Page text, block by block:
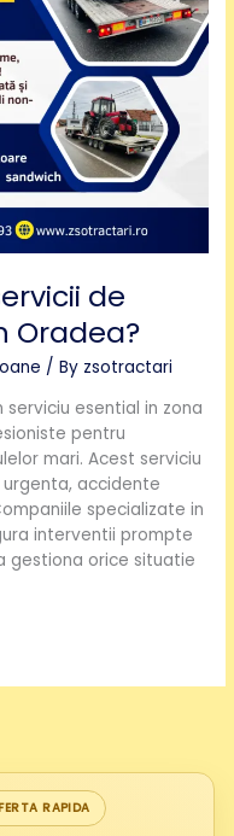
de
Oradea?
/ By zsotractari
esential in zona
pentru
mari. Acest serviciu
accidente
specializate in
interventii prompte
gestiona orice situatie
RAPIDA